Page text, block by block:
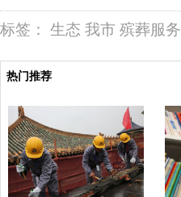
标签： 生态 我市 殡葬服务
热门推荐